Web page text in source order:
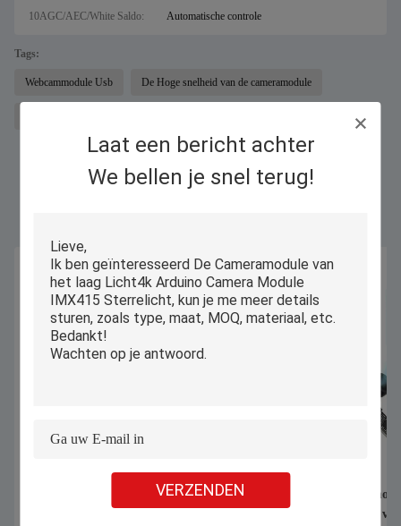
Laat een bericht achter
We bellen je snel terug!
VERZENDEN
10AGC/AEC/White Saldo: Automatische controle
Tags:
Webcammodule Usb De Hoge snelheid van de cameramodule
Gelijkaardige Producten
Module 2mm Brandpuntsafstand van
Hoge
de Sensormodule